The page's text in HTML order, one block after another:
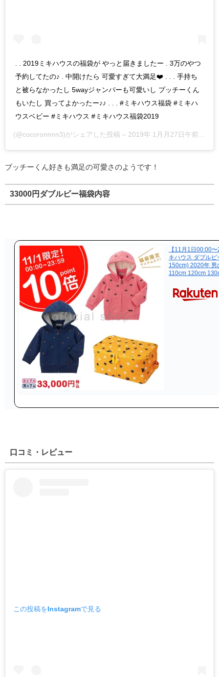
. . 2019ミキハウスの福袋が やっと届きましたー . 3万のやつ
予約してたの♪ . 中開けたら 可愛すぎて大満足❤️ . . . 手持ち
と被らなかったし 5wayジャンパーも可愛いし プッチーくん
もいたし 買ってよかったー♪♪ . . . #ミキハウス福袋 #ミキハ
ウスベビー #ミキハウス #ミキハウス福袋2019
(@cocoronnnn3)がシェアした投稿 – 2019年 1月月27日午前3時22分PST
ブッチーくん好きも満足の可愛さのようです！
33000円ダブルビー福袋内容
【11月1日00:00
キハウス ダブル
150cm) 2020年
110cm 120cm
口コミ・レビュー
この投稿をInstagramで見る